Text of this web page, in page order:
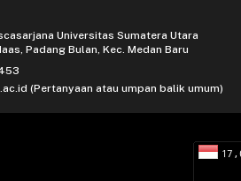
Universitas Sumatera Utara
Padang Bulan, Kec. Medan Baru
(Pertanyaan atau umpan balik umum)